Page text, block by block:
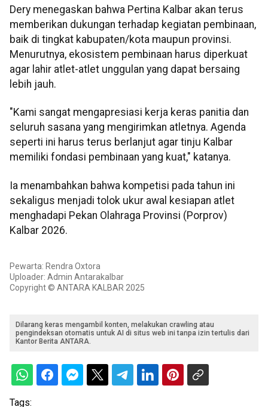
Dery menegaskan bahwa Pertina Kalbar akan terus
memberikan dukungan terhadap kegiatan pembinaan,
baik di tingkat kabupaten/kota maupun provinsi.
Menurutnya, ekosistem pembinaan harus diperkuat
agar lahir atlet-atlet unggulan yang dapat bersaing
lebih jauh.
"Kami sangat mengapresiasi kerja keras panitia dan
seluruh sasana yang mengirimkan atletnya. Agenda
seperti ini harus terus berlanjut agar tinju Kalbar
memiliki fondasi pembinaan yang kuat," katanya.
Ia menambahkan bahwa kompetisi pada tahun ini
sekaligus menjadi tolok ukur awal kesiapan atlet
menghadapi Pekan Olahraga Provinsi (Porprov)
Kalbar 2026.
Pewarta: Rendra Oxtora
Uploader: Admin Antarakalbar
Copyright © ANTARA KALBAR 2025
Dilarang keras mengambil konten, melakukan crawling atau
pengindeksan otomatis untuk AI di situs web ini tanpa izin tertulis dari
Kantor Berita ANTARA.
Tags: